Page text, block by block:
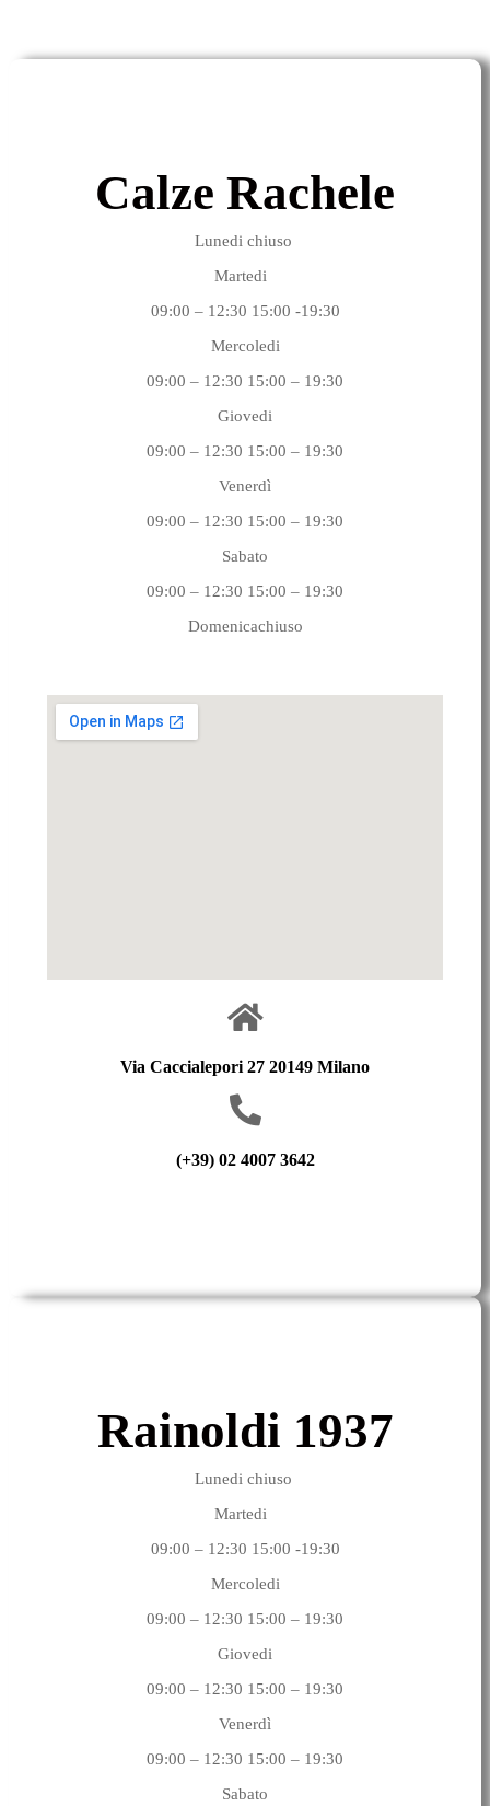
Calze Rachele
Lunedi chiuso
Martedi
09:00 – 12:30 15:00 -19:30
Mercoledi
09:00 – 12:30 15:00 – 19:30
Giovedi
09:00 – 12:30 15:00 – 19:30
Venerdì
09:00 – 12:30 15:00 – 19:30
Sabato
09:00 – 12:30 15:00 – 19:30
Domenicachiuso
Via Caccialepori 27 20149 Milano
(+39) 02 4007 3642
Rainoldi 1937
Lunedi chiuso
Martedi
09:00 – 12:30 15:00 -19:30
Mercoledi
09:00 – 12:30 15:00 – 19:30
Giovedi
09:00 – 12:30 15:00 – 19:30
Venerdì
09:00 – 12:30 15:00 – 19:30
Sabato